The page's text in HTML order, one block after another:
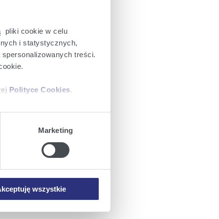
pliki cookie w celu
i statystycznych,
treści.
Polityce Cookies.
plików cookie z
umieszczać w Państwa
ta nie dotyczy jednak
Marketing
wszystkie